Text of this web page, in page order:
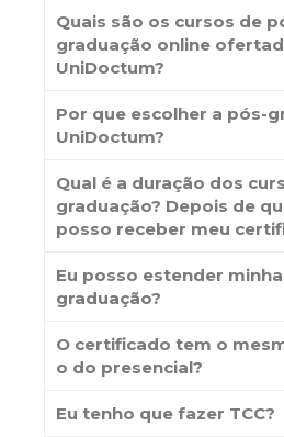
Quais são os cursos de
graduação online
UniDoctum?
Por que escolher a pós-
UniDoctum?
Qual é a duração dos
graduação? Depois de
posso receber meu
Eu posso estender
graduação?
O certificado tem o
o do presencial?
Eu tenho que fazer TCC?